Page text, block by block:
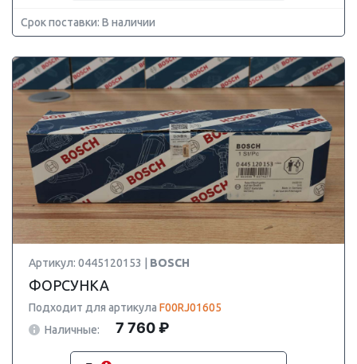
Срок поставки: В наличии
Артикул: 0445120153 | BOSCH
ФОРСУНКА
Подходит для артикула F00RJ01605
Наличные:
7 760 ₽